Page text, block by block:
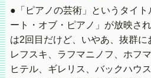
●「ピアノの芸術」というタイ
ート・オブ・ピアノ」が放映さ
は2回目だけど、いやあ、抜群
レフスキ、ラフマニノフ、ホフ
ヒテル、ギレリス、バックハ